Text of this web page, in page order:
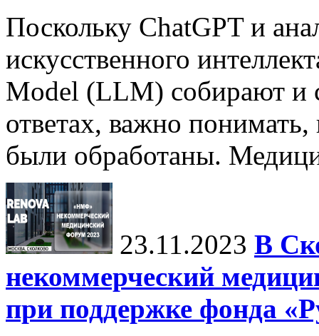
Поскольку ChatGPT и
искусственного
Model (LLM) собирают и
ответах, важно
были обработаны.
23.11.2023 В
некоммерческий
при поддержке фонда